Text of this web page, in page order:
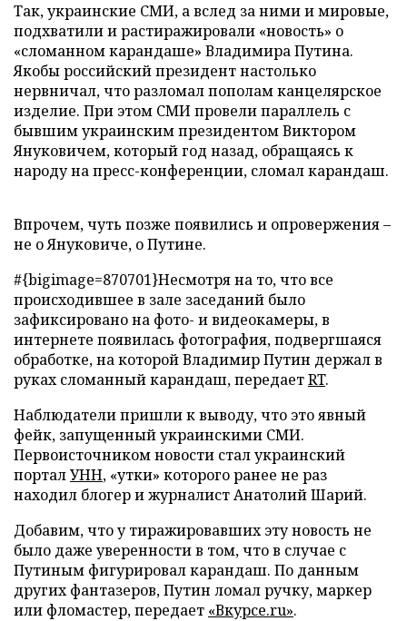
Так, украинские СМИ, а вслед за ними и мировые,
подхватили и растиражировали «новость» о
«сломанном карандаше» Владимира Путина.
Якобы российский президент настолько
нервничал, что разломал пополам канцелярское
изделие. При этом СМИ провели параллель с
бывшим украинским президентом Виктором
Януковичем, который год назад, обращаясь к
народу на пресс-конференции, сломал карандаш.
Впрочем, чуть позже появились и опровержения –
не о Януковиче, о Путине.
#{bigimage=870701}Несмотря на то, что все
происходившее в зале заседаний было
зафиксировано на фото- и видеокамеры, в
интернете появилась фотография, подвергшаяся
обработке, на которой Владимир Путин держал в
руках сломанный карандаш, передаетRT.
Наблюдатели пришли к выводу, что это явный
фейк, запущенный украинскими СМИ.
Первоисточником новости стал украинский
порталУНН, «утки» которого ранее не раз
находил блогер и журналист Анатолий Шарий.
Добавим, что у тиражировавших эту новость не
было даже уверенности в том, что в случае с
Путиным фигурировал карандаш. По данным
других фантазеров, Путин ломал ручку, маркер
или фломастер, передает «Вкурсе.ru».